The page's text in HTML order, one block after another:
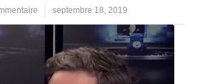
/ septembre 18, 2019